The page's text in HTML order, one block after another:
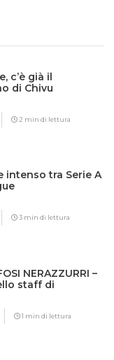
c’è già il
di Chivu
2 min di lettura
intenso tra Serie A
3 min di lettura
NERAZZURRI –
staff di
1 min di lettura